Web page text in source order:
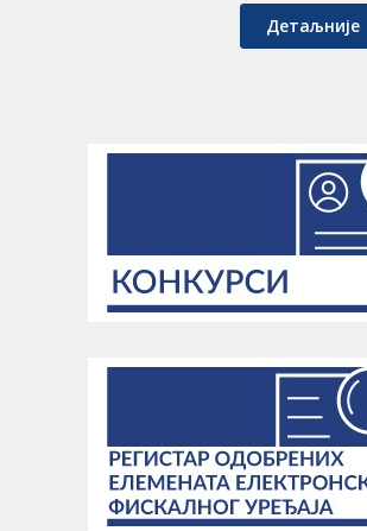
Детаљније